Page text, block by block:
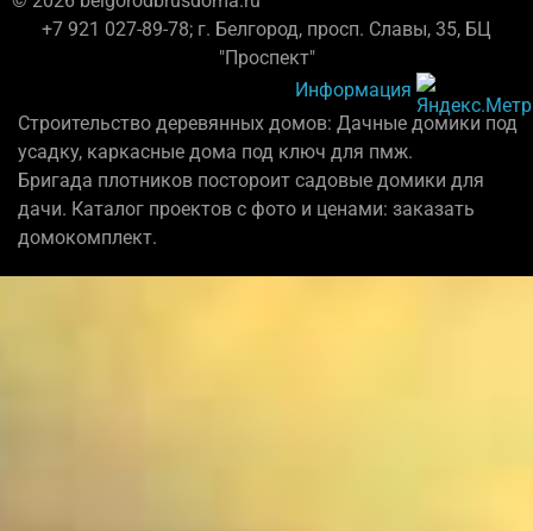
+7 921 027-89-78; г. Белгород, просп. Славы, 35, БЦ
"Проспект"
Информация
Строительство деревянных домов: Дачные домики под
усадку, каркасные дома под ключ для пмж.
Бригада плотников постороит садовые домики для
дачи. Каталог проектов с фото и ценами: заказать
домокомплект.